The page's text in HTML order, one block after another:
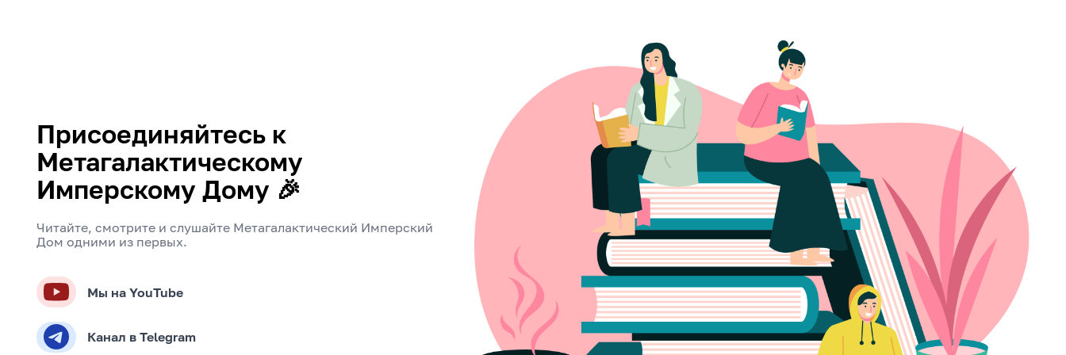
Присоединяйтесь к
Метагалактическому
Имперскому Дому 🎉
Читайте, смотрите и слушайте Метагалактический Имперский
Дом одними из первых.
Мы на YouTube
Канал в Telegram